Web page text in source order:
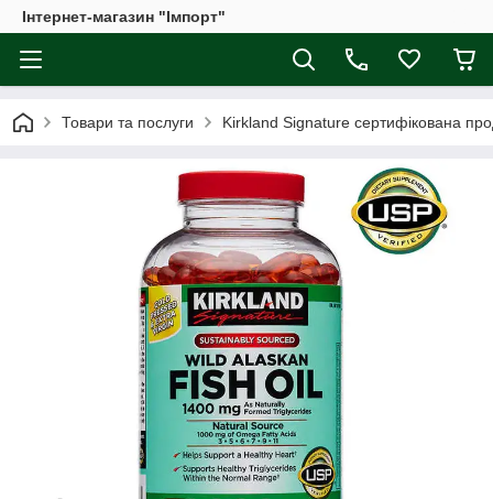
Інтернет-магазин "Імпорт"
Товари та послуги Kirkland Signature сертифікована